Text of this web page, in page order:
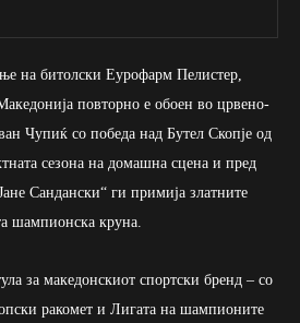
на битолски Еурофарм Пелистер,
повторно е обоен во црвено-
Чупиќ со победа над Бутел Скопје од
сезона на домашна сцена и пред
Сандански“ ги примија златните
шампионска круна.
за македонскиот спортски бренд – со
ракомет и Лигата на шампионите